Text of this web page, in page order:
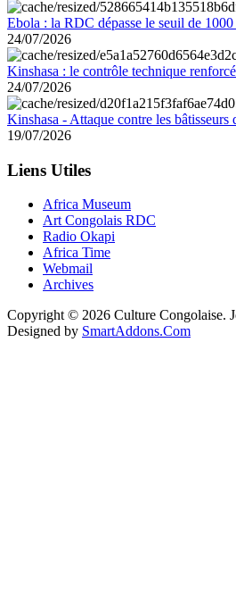
Ebola : la RDC dépasse le seuil de 1000
24/07/2026
Kinshasa : le contrôle technique
24/07/2026
Kinshasa - Attaque contre les
19/07/2026
Liens Utiles
Africa Museum
Art Congolais RDC
Radio Okapi
Africa Time
Webmail
Archives
Copyright © 2026 Culture Congolaise.
Designed by SmartAddons.Com